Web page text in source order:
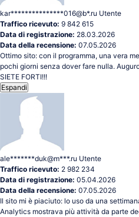
kar***************016@b*.ru Utente
Traffico ricevuto: 9 842 615
Data di registrazione: 28.03.2026
Data della recensione: 07.05.2026
Ottimo sito: con il programma, una vera
pochi giorni senza dover fare nulla.
SIETE FORTI!!!
Espandi
ale*******duk@m***.ru Utente
Traffico ricevuto: 2 982 234
Data di registrazione: 05.04.2026
Data della recensione: 07.05.2026
Il sito mi è piaciuto: lo uso da una
Analytics mostrava più attività da parte